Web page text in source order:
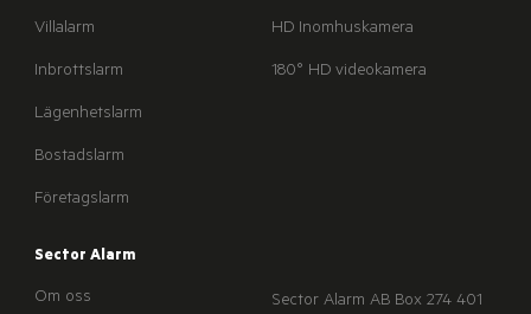
Villalarm
Inbrottslarm
Lägenhetslarm
Bostadslarm
Företagslarm
HD Inomhuskamera
180° HD videokamera
Sector Alarm
Om oss Sector Alarm AB Box 274 401